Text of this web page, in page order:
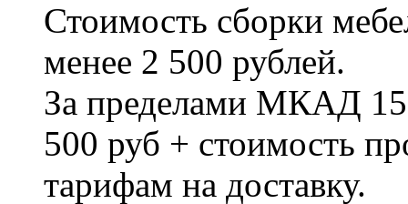
Стоимость сборки
менее 2 500 рублей.
За пределами МКАД
500 руб + стоимость
тарифам на доставку.